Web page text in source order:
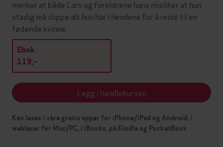
merker at både Lars og foreldrene hans misliker at hun
stadig må slippe alt hun har i hendene for å reise til en
fødende kvinne.
Ebok
119,-
Legg i handlekurven
Kan leses i våre gratis apper for iPhone/iPad og Android, i
webleser for Mac/PC, i iBooks, på Kindle og PocketBook